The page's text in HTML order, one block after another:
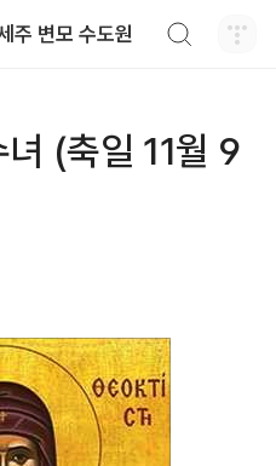
주 변모 수도원
(축일 11월 9